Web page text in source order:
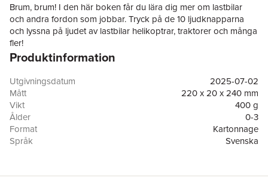
Brum, brum! I den här boken får du lära dig mer om lastbilar
och andra fordon som jobbar. Tryck på de 10 ljudknapparna
och lyssna på ljudet av lastbilar helikoptrar, traktorer och många
fler!
Produktinformation
Utgivningsdatum
2025-07-02
Mått
220 x 20 x 240 mm
Vikt
400 g
Ålder
0-3
Format
Kartonnage
Språk
Svenska
Antal sidor
10